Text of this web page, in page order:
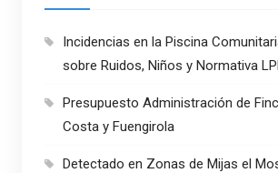
Incidencias en la Piscina
sobre Ruidos, Niños y Normativa
Presupuesto Administración de
Costa y Fuengirola
Detectado en Zonas de Mijas el